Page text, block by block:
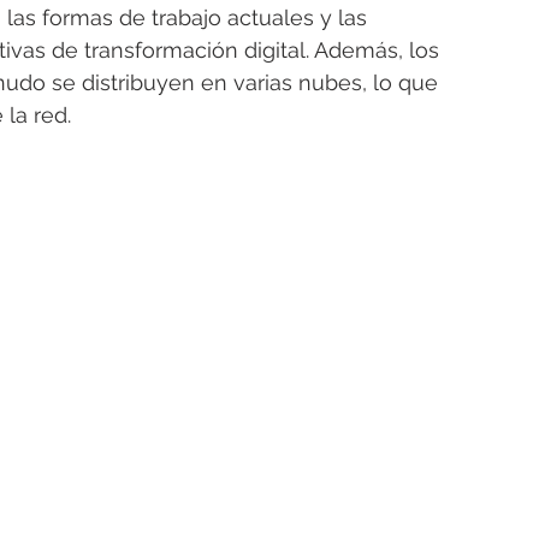
formas de trabajo actuales y las
de transformación digital. Además, los
se distribuyen en varias nubes, lo que
la red.